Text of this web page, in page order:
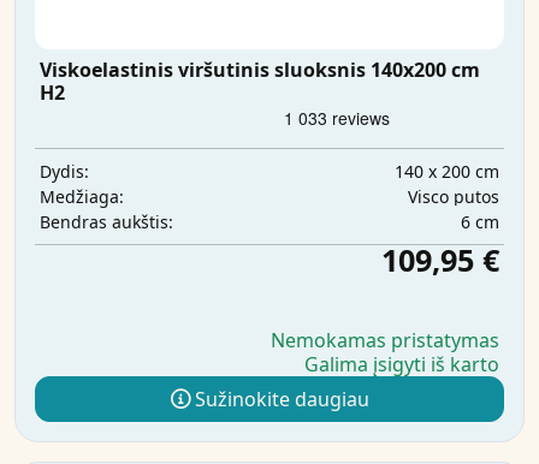
Viskoelastinis viršutinis sluoksnis 140x200 cm
H2
Dydis:
140 x 200 cm
Medžiaga:
Visco putos
Bendras aukštis:
6 cm
109,95 €
Nemokamas pristatymas
Galima įsigyti iš karto
Sužinokite daugiau